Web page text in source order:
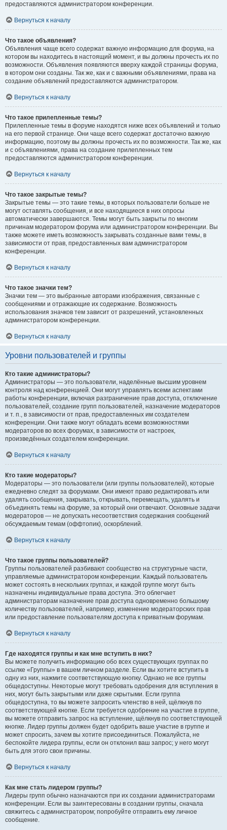
предоставляются администратором конференции.
Вернуться к началу
Что такое объявления?
Объявления чаще всего содержат важную информацию для форума, на
котором вы находитесь в настоящий момент, и вы должны прочесть их по
возможности. Объявления появляются вверху каждой страницы форума,
в котором они созданы. Так же, как и с важными объявлениями, права на
создание объявлений предоставляются администратором.
Вернуться к началу
Что такое прилепленные темы?
Прилепленные темы в форуме находятся ниже всех объявлений и только
на его первой странице. Они чаще всего содержат достаточно важную
информацию, поэтому вы должны прочесть их по возможности. Так же, как
и с объявлениями, права на создание прилепленных тем
предоставляются администратором конференции.
Вернуться к началу
Что такое закрытые темы?
Закрытые темы — это такие темы, в которых пользователи больше не
могут оставлять сообщения, и все находящиеся в них опросы
автоматически завершаются. Темы могут быть закрыты по многим
причинам модератором форума или администратором конференции. Вы
также можете иметь возможность закрывать созданные вами темы, в
зависимости от прав, предоставленных вам администратором
конференции.
Вернуться к началу
Что такое значки тем?
Значки тем — это выбранные авторами изображения, связанные с
сообщениями и отражающие их содержание. Возможность
использования значков тем зависит от разрешений, установленных
администратором конференции.
Вернуться к началу
Уровни пользователей и группы
Кто такие администраторы?
Администраторы — это пользователи, наделённые высшим уровнем
контроля над конференцией. Они могут управлять всеми аспектами
работы конференции, включая разграничение прав доступа, отключение
пользователей, создание групп пользователей, назначение модераторов
и т. п., в зависимости от прав, предоставленных им создателем
конференции. Они также могут обладать всеми возможностями
модераторов во всех форумах, в зависимости от настроек,
произведённых создателем конференции.
Вернуться к началу
Кто такие модераторы?
Модераторы — это пользователи (или группы пользователей), которые
ежедневно следят за форумами. Они имеют право редактировать или
удалять сообщения, закрывать, открывать, перемещать, удалять и
объединять темы на форуме, за который они отвечают. Основные задачи
модераторов — не допускать несоответствия содержания сообщений
обсуждаемым темам (оффтопик), оскорблений.
Вернуться к началу
Что такое группы пользователей?
Группы пользователей разбивают сообщество на структурные части,
управляемые администратором конференции. Каждый пользователь
может состоять в нескольких группах, и каждой группе могут быть
назначены индивидуальные права доступа. Это облегчает
администраторам назначение прав доступа одновременно большому
количеству пользователей, например, изменение модераторских прав
или предоставление пользователям доступа к приватным форумам.
Вернуться к началу
Где находятся группы и как мне вступить в них?
Вы можете получить информацию обо всех существующих группах по
ссылке «Группы» в вашем личном разделе. Если вы хотите вступить в
одну из них, нажмите соответствующую кнопку. Однако не все группы
общедоступны. Некоторые могут требовать одобрения для вступления в
них, могут быть закрытыми или даже скрытыми. Если группа
общедоступна, то вы можете запросить членство в ней, щёлкнув по
соответствующей кнопке. Если требуется одобрение на участие в группе,
вы можете отправить запрос на вступление, щёлкнув по соответствующей
кнопке. Лидер группы должен будет одобрить ваше участие в группе и
может спросить, зачем вы хотите присоединиться. Пожалуйста, не
беспокойте лидера группы, если он отклонил ваш запрос; у него могут
быть для этого свои причины.
Вернуться к началу
Как мне стать лидером группы?
Лидеры групп обычно назначаются при их создании администраторами
конференции. Если вы заинтересованы в создании группы, сначала
свяжитесь с администратором; попробуйте отправить ему личное
сообщение.